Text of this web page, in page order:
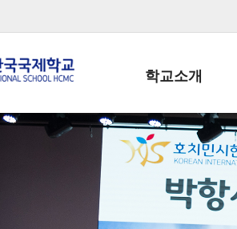
학교소개
학교장인사말
학생회장인사말
학교상징